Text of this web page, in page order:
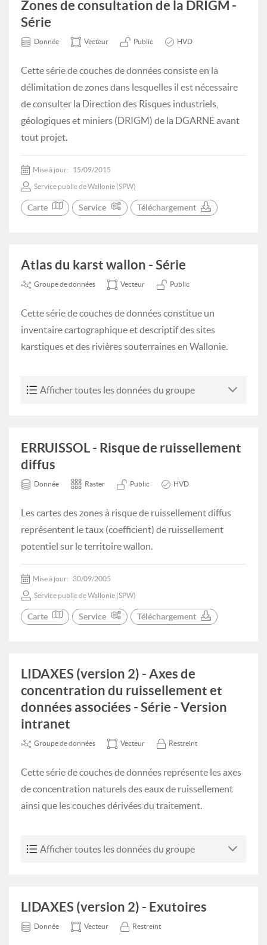
Zones de consultation de la DRIGM -
Série
Donnée Vecteur Public HVD
Cette série de couches de données consiste en la
délimitation de zones dans lesquelles il est nécessaire
de consulter la Direction des Risques industriels,
géologiques et miniers (DRIGM) de la DGARNE avant
tout projet.
Mise à jour: 15/09/2015
Service public de Wallonie (SPW)
Carte Service Téléchargement
Atlas du karst wallon - Série
Groupe de données Vecteur Public
Cette série de couches de données constitue un
inventaire cartographique et descriptif des sites
karstiques et des rivières souterraines en Wallonie.
Afficher toutes les données du groupe
ERRUISSOL - Risque de ruissellement
diffus
Donnée Raster Public HVD
Les cartes des zones à risque de ruissellement diffus
représentent le taux (coefficient) de ruissellement
potentiel sur le territoire wallon.
Mise à jour: 30/09/2005
Service public de Wallonie (SPW)
Carte Service Téléchargement
LIDAXES (version 2) - Axes de
concentration du ruissellement et
données associées - Série - Version
intranet
Groupe de données Vecteur Restreint
Cette série de couches de données représente les axes
de concentration naturels des eaux de ruissellement
ainsi que les couches dérivées du traitement.
Afficher toutes les données du groupe
LIDAXES (version 2) - Exutoires
Donnée Vecteur Restreint